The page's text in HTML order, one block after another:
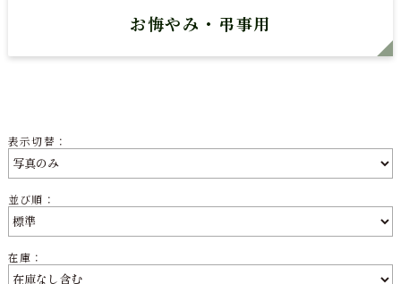
お悔やみ・弔事用
表示切替：
並び順：
在庫：